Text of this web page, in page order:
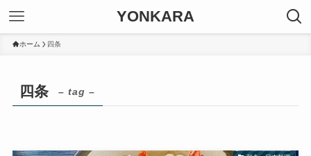
YONKARA
ホーム 四条
四条 – tag –